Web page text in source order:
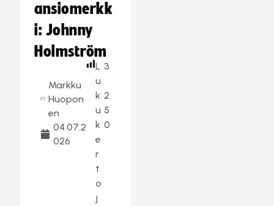
ansiomerkk
i: Johnny
Holmström
Markku
Huopon
en
04.07.2
026
L
u
k
u
k
e
r
t
o
j
3
2
5
0